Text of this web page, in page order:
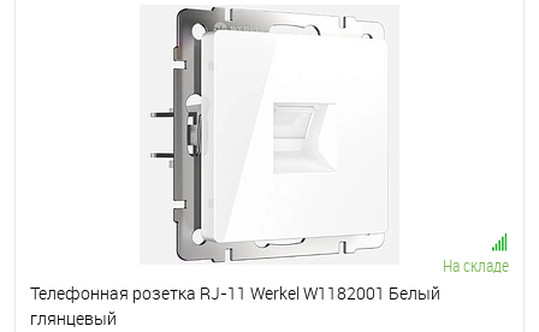
На складе
Телефонная розетка RJ-11 Werkel W1182001 Белый
глянцевый